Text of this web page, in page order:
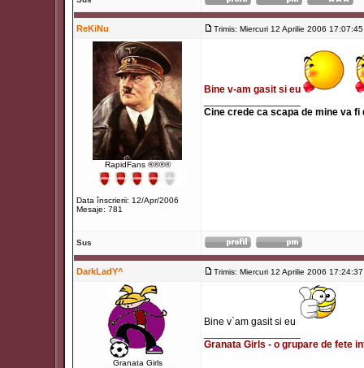
ReKiNu Trimis: Miercuri 12 Aprilie 2006 17:07:45
RapidFans ®®®®
Data înscrierii: 12/Apr/2006
Mesaje: 781
Bine v-am gasit si eu
Cine crede ca scapa de mine va
Sus
DarkLadY^ Trimis: Miercuri 12 Aprilie 2006 17:24:37
Granata Girls
Bine v`am gasit si eu
Granata Girls - o grupare de fete